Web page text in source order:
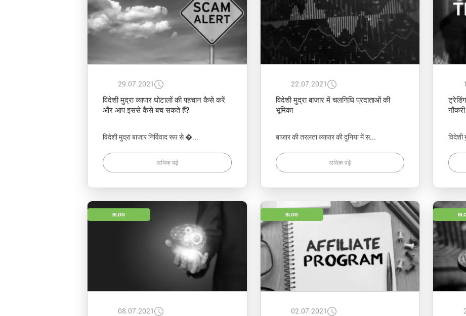
29.07.2021
विदेशी मुद्रा व्यापार घोटालों की पहचान कैसे करें
और आप इससे कैसे बच सकते हैं?
विदेशी मुद्रा बाजार निर्विवाद रूप से �...
अधिक पढ़ें
22.07.2021
विदेशी मुद्रा बाजार में चलनिधि प्रदाताओं की
भूमिका
बाजार की तरलता व्यापार की दुनिया में स...
अधिक पढ़ें
BLOG
08.07.2021
BLOG
02.07.2021